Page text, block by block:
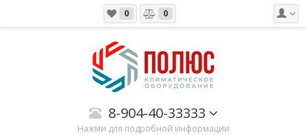
0 0
8-904-40-33333
Нажми для подробной информации